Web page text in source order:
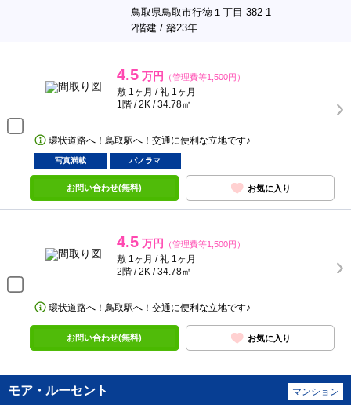
鳥取県鳥取市行徳１丁目 382-1
2階建 / 築23年
4.5 万円 （管理費等1,500円）
敷 1ヶ月 / 礼 1ヶ月
1階 / 2K / 34.78㎡
環状道路へ！鳥取駅へ！交通に便利な立地です♪
写真満載 パノラマ
お問い合わせ(無料) お気に入り
4.5 万円 （管理費等1,500円）
敷 1ヶ月 / 礼 1ヶ月
2階 / 2K / 34.78㎡
環状道路へ！鳥取駅へ！交通に便利な立地です♪
お問い合わせ(無料) お気に入り
モア・ルーセント マンション